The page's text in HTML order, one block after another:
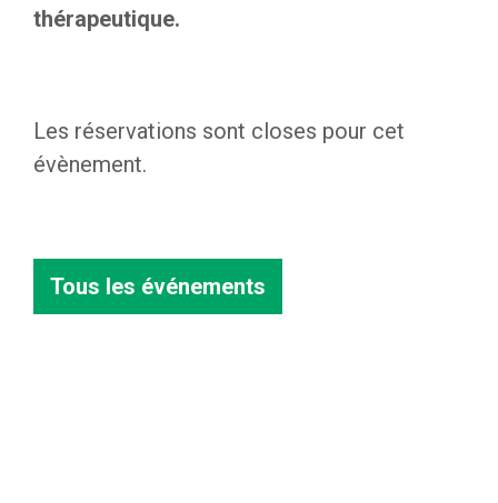
thérapeutique.
Les réservations sont closes pour cet
évènement.
Tous les événements